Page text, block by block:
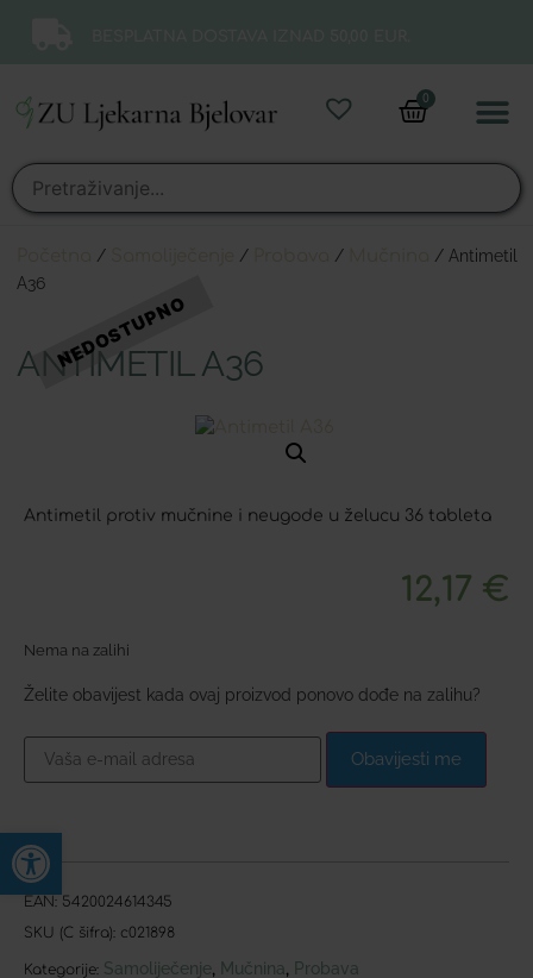
Open toolbar
0
/ / /
/ Antimetil
A36
ANTIMETIL A36
Antimetil protiv mučnine i neugode u želucu 36 tableta
12,17 €
Nema na zalihi
Želite obavijest kada ovaj proizvod ponovo dođe na zalihu?
Obavijesti me
EAN: 5420024614345
SKU (C šifra): c021898
Kategorije: Samoliječenje Mučnina Probava